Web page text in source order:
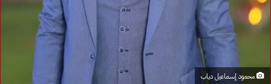
محمود إسماعيل دياب